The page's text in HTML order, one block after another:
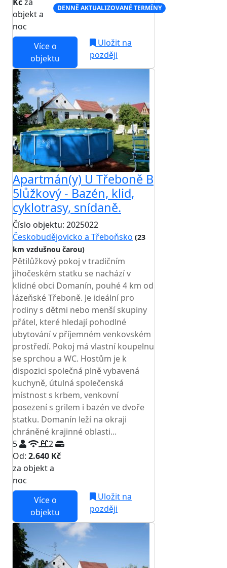
objekt a
noc
DENNĚ AKTUALIZOVANÉ TERMÍNY
Více o
objektu
Uložit na
později
Apartmán(y) U Třeboně B
5lůžkový - Bazén, klid,
cyklotrasy, snídaně.
Číslo objektu: 2025022
Českobudějovicko a Třeboňsko (23
km vzdušnou čarou)
Pětilůžkový pokoj v tradičním
jihočeském statku se nachází v
klidné obci Domanín, pouhé 4 km od
lázeňské Třeboně. Je ideální pro
rodiny s dětmi nebo menší skupiny
přátel, které hledají pohodlné
ubytování v příjemném venkovském
prostředí. Pokoj má vlastní koupelnu
se sprchou a WC. Hostům je k
dispozici společná plně vybavená
kuchyně, útulná společenská
místnost s krbem, venkovní
posezení s grilem i bazén ve dvoře
statku. Domanín leží na okraji
chráněné krajinné oblasti...
5
2
Od: 2.640 Kč
za objekt a
noc
Více o
objektu
Uložit na
později